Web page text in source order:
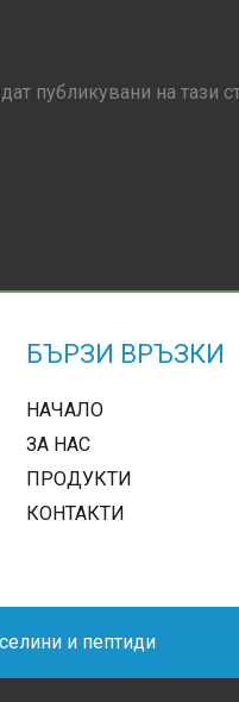
публикувани на тази
БЪРЗИ ВРЪЗКИ
НАЧАЛО
ЗА НАС
ПРОДУКТИ
КОНТАКТИ
и пептиди